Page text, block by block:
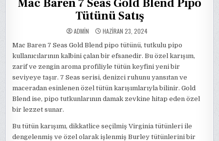
Mac Baren 7 Seas Gold Blend Pipo
Tütünü Satış
ADMIN HAZIRAN 23, 2024
Mac Baren 7 Seas Gold Blend pipo tütünü, tutkulu pipo
kullanıcılarının kalbini çalan bir efsanedir. Bu özel karışım,
zarif ve zengin aroma profiliyle tütün keyfini yeni bir
seviyeye taşır. 7 Seas serisi, denizci ruhunu yansıtan ve
maceradan esinlenen özel tütün karışımlarıyla bilinir. Gold
Blend ise, pipo tutkunlarının damak zevkine hitap eden özel
bir lezzet sunar.
Bu tütün karışımı, dikkatlice seçilmiş Virginia tütünleri ile
dengelenmiş ve özel olarak işlenmiş Burley tütünlerini bir